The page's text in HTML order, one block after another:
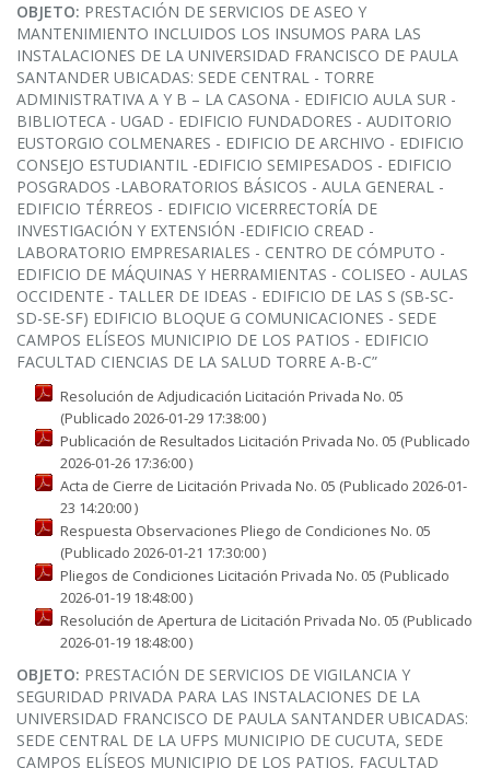
OBJETO: PRESTACIÓN DE SERVICIOS DE ASEO Y
MANTENIMIENTO INCLUIDOS LOS INSUMOS PARA LAS
INSTALACIONES DE LA UNIVERSIDAD FRANCISCO DE PAULA
SANTANDER UBICADAS: SEDE CENTRAL - TORRE
ADMINISTRATIVA A Y B – LA CASONA - EDIFICIO AULA SUR -
BIBLIOTECA - UGAD - EDIFICIO FUNDADORES - AUDITORIO
EUSTORGIO COLMENARES - EDIFICIO DE ARCHIVO - EDIFICIO
CONSEJO ESTUDIANTIL -EDIFICIO SEMIPESADOS - EDIFICIO
POSGRADOS -LABORATORIOS BÁSICOS - AULA GENERAL -
EDIFICIO TÉRREOS - EDIFICIO VICERRECTORÍA DE
INVESTIGACIÓN Y EXTENSIÓN -EDIFICIO CREAD -
LABORATORIO EMPRESARIALES - CENTRO DE CÓMPUTO -
EDIFICIO DE MÁQUINAS Y HERRAMIENTAS - COLISEO - AULAS
OCCIDENTE - TALLER DE IDEAS - EDIFICIO DE LAS S (SB-SC-
SD-SE-SF) EDIFICIO BLOQUE G COMUNICACIONES - SEDE
CAMPOS ELÍSEOS MUNICIPIO DE LOS PATIOS - EDIFICIO
FACULTAD CIENCIAS DE LA SALUD TORRE A-B-C”
Resolución de Adjudicación Licitación Privada No. 05
(Publicado 2026-01-29 17:38:00 )
Publicación de Resultados Licitación Privada No. 05 (Publicado
2026-01-26 17:36:00 )
Acta de Cierre de Licitación Privada No. 05 (Publicado 2026-01-
23 14:20:00 )
Respuesta Observaciones Pliego de Condiciones No. 05
(Publicado 2026-01-21 17:30:00 )
Pliegos de Condiciones Licitación Privada No. 05 (Publicado
2026-01-19 18:48:00 )
Resolución de Apertura de Licitación Privada No. 05 (Publicado
2026-01-19 18:48:00 )
OBJETO: PRESTACIÓN DE SERVICIOS DE VIGILANCIA Y
SEGURIDAD PRIVADA PARA LAS INSTALACIONES DE LA
UNIVERSIDAD FRANCISCO DE PAULA SANTANDER UBICADAS:
SEDE CENTRAL DE LA UFPS MUNICIPIO DE CUCUTA, SEDE
CAMPOS ELÍSEOS MUNICIPIO DE LOS PATIOS, FACULTAD